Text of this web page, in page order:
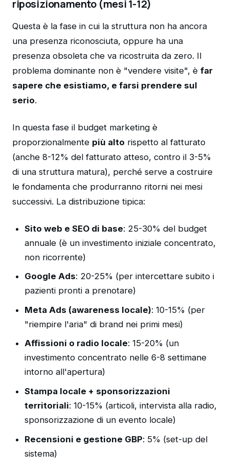
riposizionamento (mesi 1-12)
Questa è la fase in cui la struttura non ha ancora
una presenza riconosciuta, oppure ha una
presenza obsoleta che va ricostruita da zero. Il
problema dominante non è "vendere visite", è far
sapere che esistiamo, e farsi prendere sul
serio.
In questa fase il budget marketing è
proporzionalmente più alto rispetto al fatturato
(anche 8-12% del fatturato atteso, contro il 3-5%
di una struttura matura), perché serve a costruire
le fondamenta che produrranno ritorni nei mesi
successivi. La distribuzione tipica:
Sito web e SEO di base: 25-30% del budget
annuale (è un investimento iniziale concentrato,
non ricorrente)
Google Ads: 20-25% (per intercettare subito i
pazienti pronti a prenotare)
Meta Ads (awareness locale): 10-15% (per
"riempire l'aria" di brand nei primi mesi)
Affissioni o radio locale: 15-20% (un
investimento concentrato nelle 6-8 settimane
intorno all'apertura)
Stampa locale + sponsorizzazioni
territoriali: 10-15% (articoli, intervista alla radio,
sponsorizzazione di un evento locale)
Recensioni e gestione GBP: 5% (set-up del
sistema)